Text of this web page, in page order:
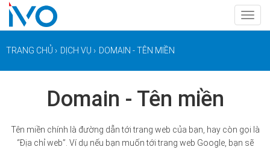
TRANG CHỦ › DỊCH VỤ › DOMAIN - TÊN MIỀN
Domain - Tên miền
Tên miền chính là đường dẫn tới trang web của bạn, hay còn gọi là
“Địa chỉ web”. Ví dụ nếu bạn muốn tới trang web Google, bạn sẽ